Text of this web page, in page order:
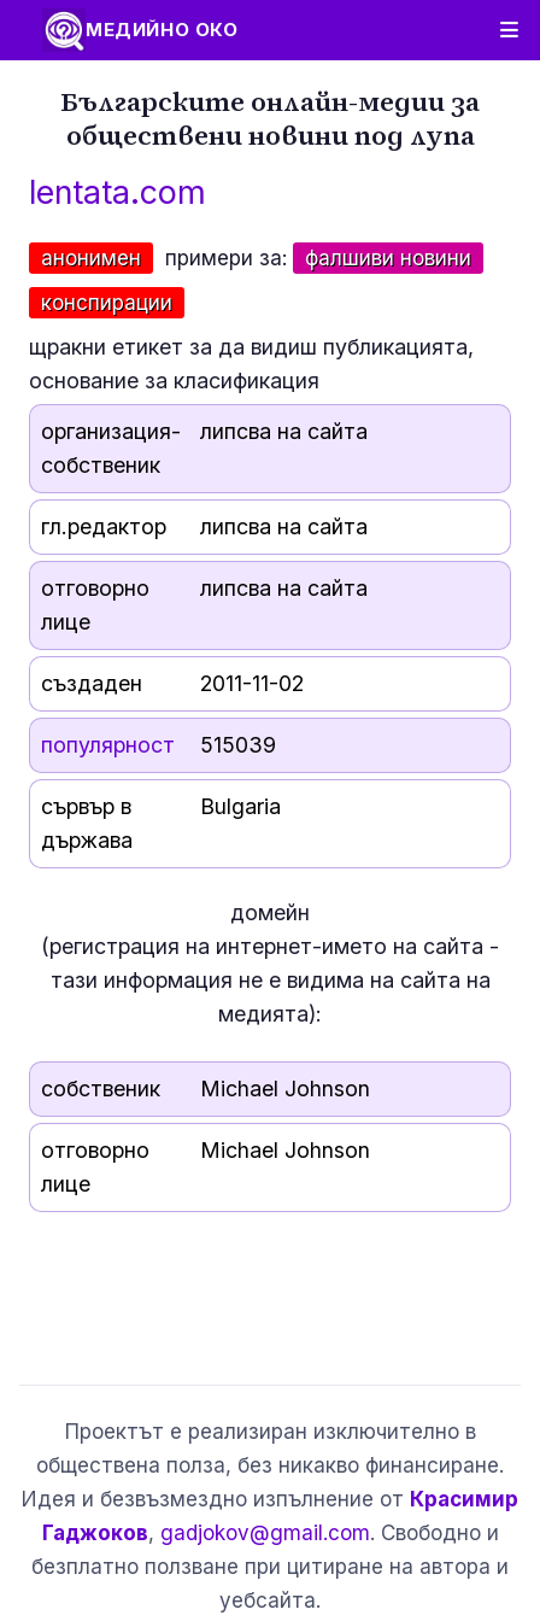
МЕДИЙНО ОКО
Българските онлайн-медии за
обществени новини под лупа
lentata.com
анонимен примери за:
фалшиви новини
конспирации
щракни етикет за да видиш публикацията,
основание за класификация
организация-
собственик
липсва на сайта
гл.редактор липсва на сайта
отговорно
лице
липсва на сайта
създаден 2011-11-02
популярност 515039
сървър в
държава
Bulgaria
домейн
(регистрация на интернет-името на сайта -
тази информация не евидима на сайта на
медията):
собственик Michael Johnson
отговорно
лице
Michael Johnson
Проектът е реализиран изключително в
обществена полза, без никакво финансиране.
Идея и безвъзмездно изпълнение от Красимир
Гаджоков, gadjokov@gmail.com. Свободно и
безплатно ползване при цитиране на автора и
уебсайта.